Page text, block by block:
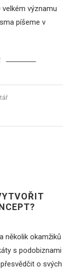
významu
píšeme v
několik okamžiků
s podobiznami
o svých